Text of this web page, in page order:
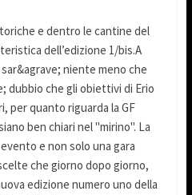
e dentro le cantine del
dell’edizione 1/bis.A
niente meno che
dubbio che gli obiettivi di Erio
per quanto riguarda la GF
ben chiari nel "mirino". La
e non solo una gara
che giorno dopo giorno,
edizione numero uno della